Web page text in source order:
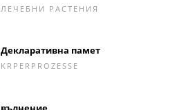
ЛЕЧЕБНИ РАСТЕНИЯ
Декларативна памет
KRPERPROZESSE